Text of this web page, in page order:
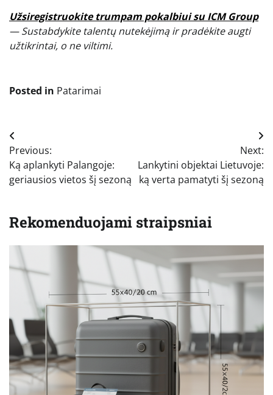
Užsiregistruokite trumpam pokalbiui su ICM Group
— Sustabdykite talentų nutekėjimą ir pradėkite augti
užtikrintai, o ne viltimi.
Posted in Patarimai
Navigacija
tarp
įrašų
Previous:
Ką aplankyti Palangoje:
geriausios vietos šį sezoną
Next:
Lankytini objektai Lietuvoje:
ką verta pamatyti šį sezoną
Rekomenduojami straipsniai